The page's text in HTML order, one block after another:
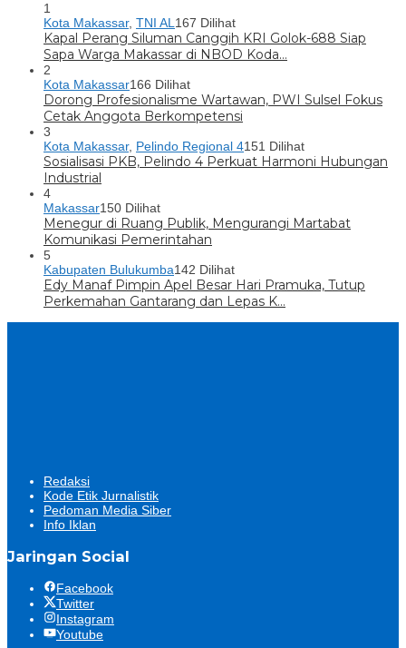
1
Kota Makassar, TNI AL 167 Dilihat
Kapal Perang Siluman Canggih KRI Golok-688 Siap
Sapa Warga Makassar di NBOD Koda…
2
Kota Makassar166 Dilihat
Dorong Profesionalisme Wartawan, PWI Sulsel Fokus
Cetak Anggota Berkompetensi
3
Kota Makassar, Pelindo Regional 4151 Dilihat
Sosialisasi PKB, Pelindo 4 Perkuat Harmoni Hubungan
Industrial
4
Makassar150 Dilihat
Menegur di Ruang Publik, Mengurangi Martabat
Komunikasi Pemerintahan
5
Kabupaten Bulukumba142 Dilihat
Edy Manaf Pimpin Apel Besar Hari Pramuka, Tutup
Perkemahan Gantarang dan Lepas K…
Redaksi
Kode Etik Jurnalistik
Pedoman Media Siber
Info Iklan
Jaringan Social
Facebook
Twitter
Instagram
Youtube